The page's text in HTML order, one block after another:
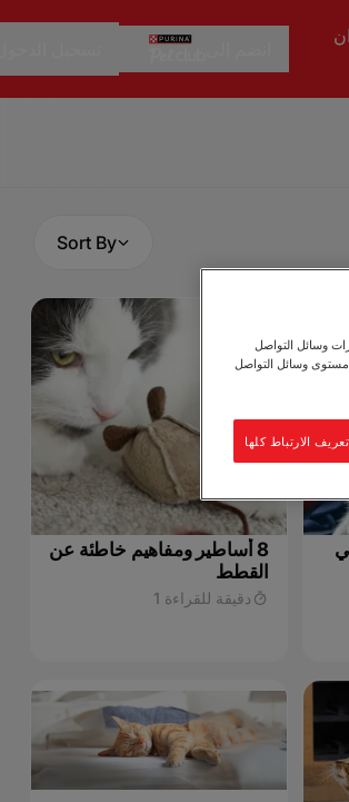
Sort By
8 أساطير ومفاهيم خاطئة عن
القطط
دقيقة للقراءة 1
وسائل التواصل
مستوى وسائل التواصل
الارتباط كلها